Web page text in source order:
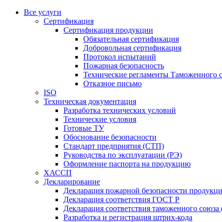
Все услуги
Сертификация
Сертификация продукции
Обязательная сертификация
Добровольная сертификация
Протокол испытаний
Пожарная безопасность
Технические регламенты Таможенного
Отказное письмо
ISO
Техническая документация
Разработка технических условий
Технические условия
Готовые ТУ
Обоснование безопасности
Стандарт предприятия (СТП)
Руководства по эксплуатации (РЭ)
Оформление паспорта на продукцию
ХАССП
Декларирование
Декларация пожарной безопасности
Декларация соответствия ГОСТ Р
Декларация соответствия таможенного
Разработка и регистрация штрих-кода